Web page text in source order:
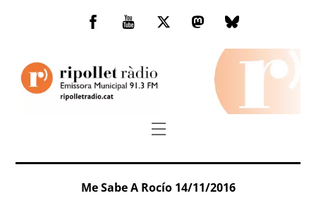
Facebook
You
TwitterMastodonBluesky
Menu
Me Sabe A Rocío 14/11/2016